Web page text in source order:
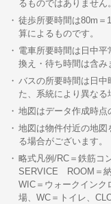
るものではありません。
徒歩所要時間は80m＝
算によるものです。
電車所要時間は日中
換え・待ち時間は含み
バスの所要時間は日中
た、系統により異なる
地図はデータ作成時点
地図は物件付近の地
る場合がございます。
略式凡例/RC＝鉄筋コ
SERVICE ROOM＝納
WIC＝ウォークインク
場、WC＝トイレ、